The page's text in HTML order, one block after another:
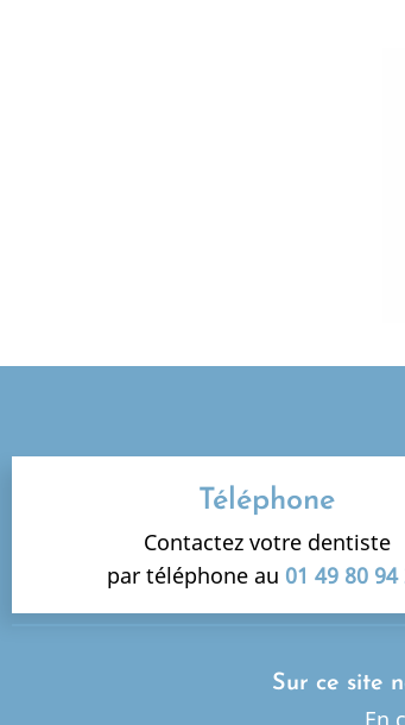
Téléphone
Contactez votre dentiste
par téléphone au 01 49 80 94
Sur ce site
En